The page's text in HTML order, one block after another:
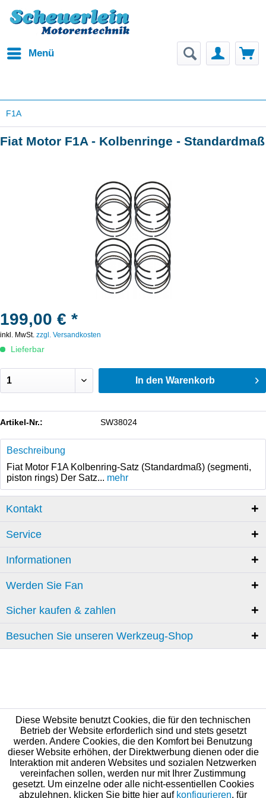
Menü
F1A
Fiat Motor F1A - Kolbenringe - Standardmaß
199,00 € *
inkl. MwSt. zzgl. Versandkosten
Lieferbar
In den Warenkorb
Artikel-Nr.: SW38024
Beschreibung
Fiat Motor F1A Kolbenring-Satz (Standardmaß) (segmenti,
piston rings) Der Satz... mehr
Kontakt
Service
Informationen
Werden Sie Fan
Sicher kaufen & zahlen
Besuchen Sie unseren Werkzeug-Shop
Diese Website benutzt Cookies, die für den technischen
Betrieb der Website erforderlich sind und stets gesetzt
werden. Andere Cookies, die den Komfort bei Benutzung
dieser Website erhöhen, der Direktwerbung dienen oder die
Interaktion mit anderen Websites und sozialen Netzwerken
vereinfachen sollen, werden nur mit Ihrer Zustimmung
gesetzt. Um einzelne oder alle nicht-essentiellen Cookies
abzulehnen, klicken Sie bitte hier auf konfigurieren, für